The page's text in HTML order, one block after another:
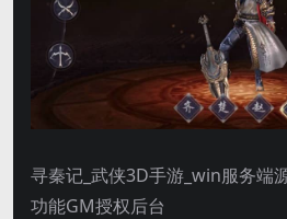
寻秦记_武侠3D手游_win服务端
功能GM授权后台